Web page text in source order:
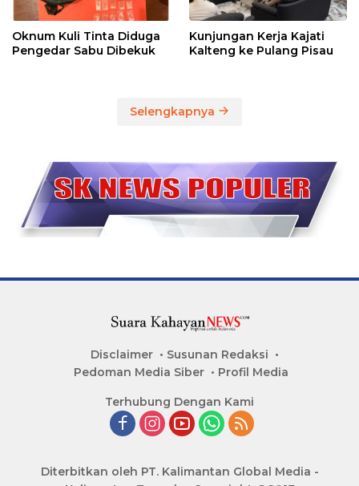
Oknum Kuli Tinta Diduga
Pengedar Sabu Dibekuk
Kunjungan Kerja Kajati
Kalteng ke Pulang Pisau
Selengkapnya
Disclaimer
Susunan Redaksi
Pedoman Media Siber
Profil Media
Terhubung Dengan Kami
Diterbitkan oleh PT. Kalimantan Global Media -